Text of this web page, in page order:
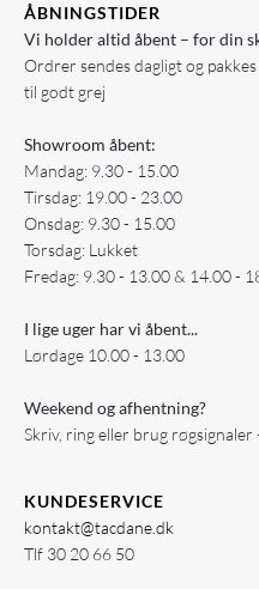
ÅBNINGSTIDER
Vi holder altid åbent – for din
Ordrer sendes dagligt og
til godt grej
Showroom åbent:
Mandag: 9.30 - 15.00
Tirsdag: 19.00 - 23.00
Onsdag: 9.30 - 15.00
Torsdag: Lukket
Fredag: 9.30 - 13.00 & 14.00 -
I lige uger har vi åbent...
Lørdage 10.00 - 13.00
Weekend og afhentning?
Skriv, ring eller brug røgsignaler
KUNDESERVICE
kontakt@tacdane.dk
Tlf 30 20 66 50